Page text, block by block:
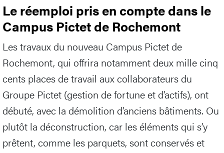
Le réemploi pris en compte dans le
Campus Pictet de Rochemont
Les travaux du nouveau Campus Pictet de
Rochemont, qui offrira notamment deux mille cinq
cents places de travail aux collaborateurs du
Groupe Pictet (gestion de fortune et d’actifs), ont
débuté, avec la démolition d’anciens bâtiments. Ou
plutôt la déconstruction, car les éléments qui s’y
prêtent, comme les parquets, sont conservés et